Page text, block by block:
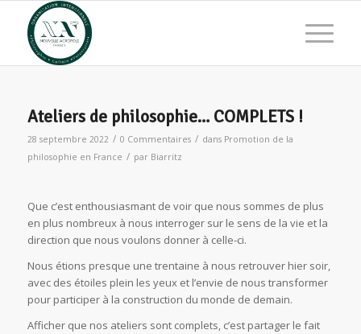
Ateliers de philosophie… COMPLETS !
28 septembre 2022 / 0 Commentaires / dans Promotion de la
philosophie en France / par Biarritz
Que c’est enthousiasmant de voir que nous sommes de plus
en plus nombreux à nous interroger sur le sens de la vie et la
direction que nous voulons donner à celle-ci.
Nous étions presque une trentaine à nous retrouver hier soir,
avec des étoiles plein les yeux et l’envie de nous transformer
pour participer à la construction du monde de demain.
Afficher que nos ateliers sont complets, c’est partager le fait